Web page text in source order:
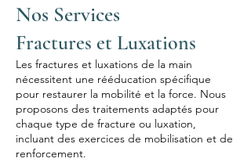
Nos Services
Fractures et Luxations
Les fractures et luxations de la main
nécessitent une rééducation spécifique
pour restaurer la mobilité et la force. Nous
proposons des traitements adaptés pour
chaque type de fracture ou luxation,
incluant des exercices de mobilisation et de
renforcement.